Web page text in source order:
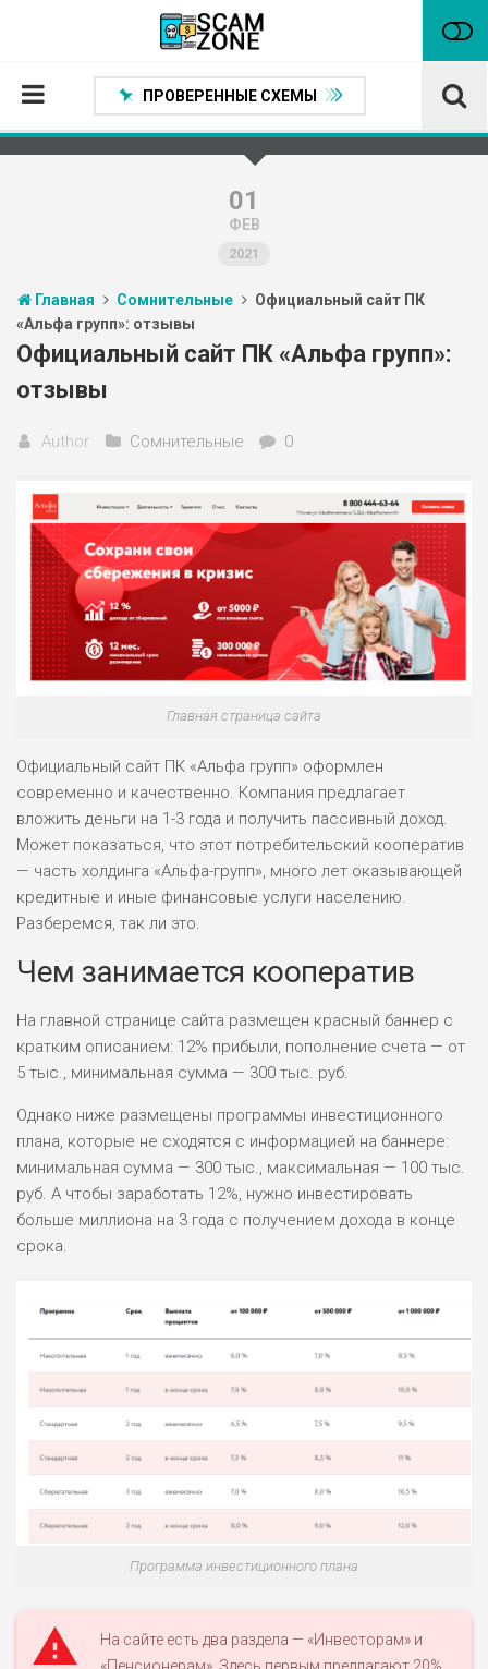
Проверенные способы заработка
Статьи
Партнеры
ПРОВЕРЕННЫЕ СХЕМЫ
01
ФЕВ
2021
Главная Сомнительные
Официальный сайт ПК
«Альфа групп»: отзывы
Официальный сайт ПК «Альфа групп»:
отзывы
Author Сомнительные 0
Главная страница сайта
Официальный сайт ПК «Альфа групп» оформлен
современно и качественно. Компания предлагает
вложить деньги на 1-3 года и получить пассивный доход.
Может показаться, что этот потребительский кооператив
— часть холдинга «Альфа-групп», много лет оказывающей
кредитные и иные финансовые услуги населению.
Разберемся, так ли это.
Чем занимается кооператив
На главной странице сайта размещен красный баннер с
кратким описанием: 12% прибыли, пополнение счета — от
5 тыс., минимальная сумма — 300 тыс. руб.
Однако ниже размещены программы инвестиционного
плана, которые не сходятся с информацией на баннере:
минимальная сумма — 300 тыс., максимальная — 100 тыс.
руб. А чтобы заработать 12%, нужно инвестировать
больше миллиона на 3 года с получением дохода в конце
срока.
Программа инвестиционного плана
На сайте есть два раздела — «Инвесторам» и